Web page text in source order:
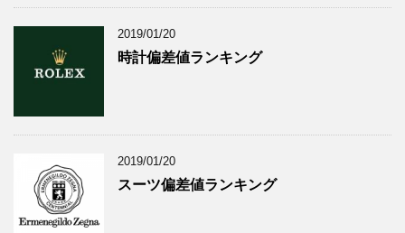
2019/01/20
時計偏差値ランキング
2019/01/20
スーツ偏差値ランキング